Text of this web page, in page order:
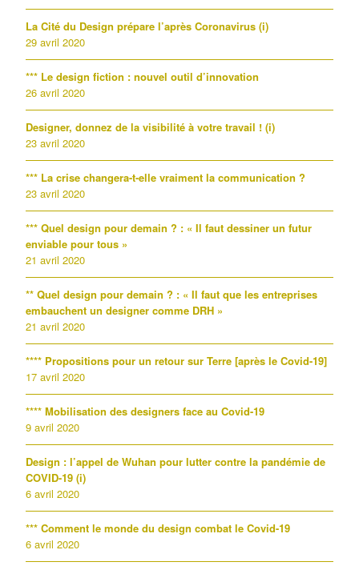
La Cité du Design prépare l’après Coronavirus (i)
29 avril 2020
*** Le design fiction : nouvel outil d’innovation
26 avril 2020
Designer, donnez de la visibilité à votre travail ! (i)
23 avril 2020
*** La crise changera-t-elle vraiment la communication ?
23 avril 2020
*** Quel design pour demain ? : « Il faut dessiner un futur
enviable pour tous »
21 avril 2020
** Quel design pour demain ? : « Il faut que les entreprises
embauchent un designer comme DRH »
21 avril 2020
**** Propositions pour un retour sur Terre [après le Covid-19]
17 avril 2020
**** Mobilisation des designers face au Covid-19
9 avril 2020
Design : l’appel de Wuhan pour lutter contre la pandémie de
COVID-19 (i)
6 avril 2020
*** Comment le monde du design combat le Covid-19
6 avril 2020